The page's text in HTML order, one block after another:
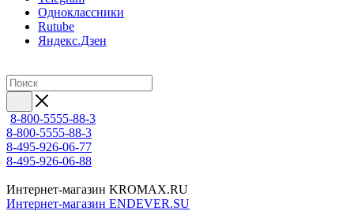
Одноклассники
Rutube
Яндекс.Дзен
8-800-5555-88-3
8-800-5555-88-3
8-495-926-06-77
8-495-926-06-88
Интернет-магазин KROMAX.RU
Интернет-магазин ENDEVER.SU